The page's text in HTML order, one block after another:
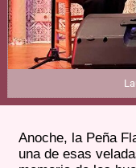
Anoche, la Peña
una de esas